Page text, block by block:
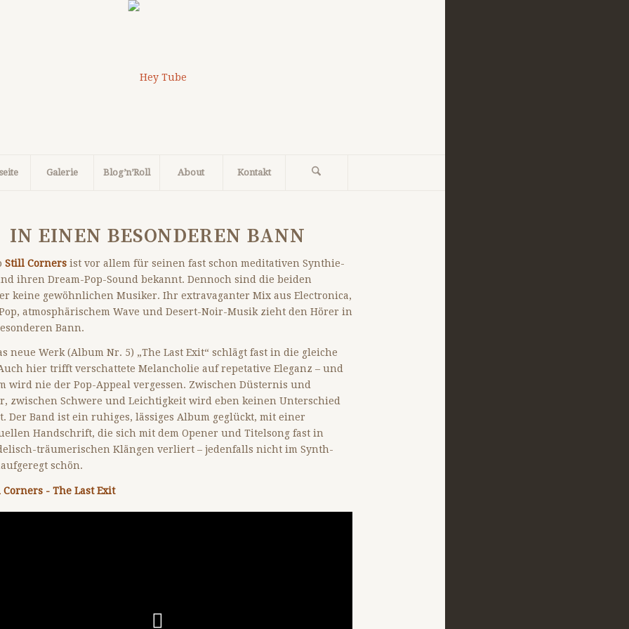
Galerie Blog’n’Roll About Kontakt
IN EINEN BESONDEREN BANN
Still Corners ist vor allem für seinen fast schon meditativen Synthie-
ihren Dream-Pop-Sound bekannt. Dennoch sind die beiden
keine gewöhnlichen Musiker. Ihr extravaganter Mix aus Electronica,
atmosphärischem Wave und Desert-Noir-Musik zieht den Hörer in
Bann.
neue Werk (Album Nr. 5) „The Last Exit“ schlägt fast in die gleiche
hier trifft verschattete Melancholie auf repetative Eleganz – und
wird nie der Pop-Appeal vergessen. Zwischen Düsternis und
zwischen Schwere und Leichtigkeit wird eben keinen Unterschied
Der Band ist ein ruhiges, lässiges Album geglückt, mit einer
Handschrift, die sich mit dem Opener und Titelsong fast in
träumerischen Klängen verliert – jedenfalls nicht im Synth-
schön.
- The Last Exit